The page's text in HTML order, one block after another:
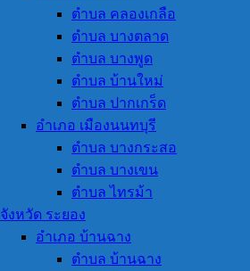
ตำบล คลองเกลือ
ตำบล บางตลาด
ตำบล บางพูด
ตำบล บ้านใหม่
ตำบล ปากเกร็ด
อำเภอ เมืองนนทบุรี
ตำบล บางกระสอ
ตำบล บางเขน
ตำบล ไทรม้า
จังหวัด ระยอง
อำเภอ บ้านฉาง
ตำบล บ้านฉาง